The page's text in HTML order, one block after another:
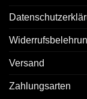
Versand
Zahlungsarten